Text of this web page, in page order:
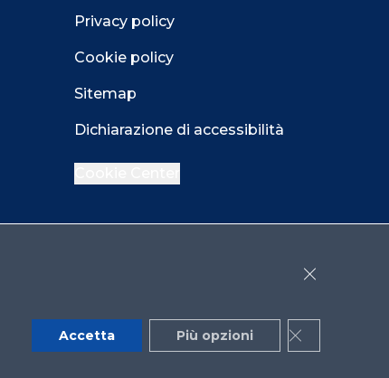
Privacy policy
Cookie policy
Sitemap
Dichiarazione di accessibilità
YouTube X
Close
Accetta Più opzioni